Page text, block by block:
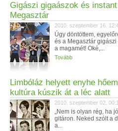
Gigászi gigaászok és
Megasztár
2010. szeptember 16.
Úgy döntöttem,
és a Megasztár
a magamét! Oké,...
Tovább
Limbóláz helyett enyhe
kultúra kúszik át a léc alatt
2010. szeptember 02.
„Nem is olyan rég, ha
gitáron. Neked szólt a
a...